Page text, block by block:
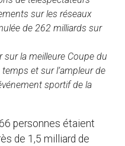
sur les réseaux
de 262 milliards sur
sur la meilleure Coupe du
et sur l’ampleur de
sportif de la
personnes étaient
de 1,5 milliard de